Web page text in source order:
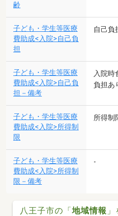
齢
子ども・学生等医療
費助成<入院>自己負
担
自己負
子ども・学生等医療
費助成<入院>自己負
担－備考
入院時
負担あ
子ども・学生等医療
費助成<入院>所得制
限
所得制
子ども・学生等医療
費助成<入院>所得制
限－備考
-
八王子市の「地域情報